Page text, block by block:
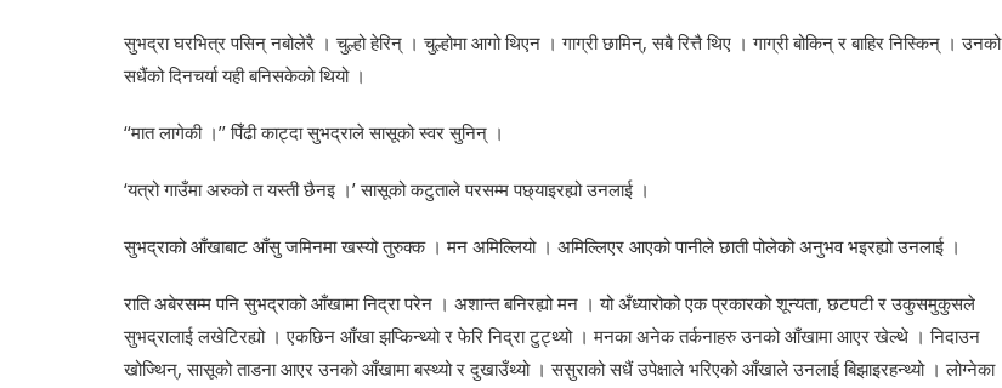
सुभद्रा घरभित्र पसिन् नबोलेरै । चुल्हो हेरिन् । चुल्होमा आगो थिएन । गाग्री छामिन्, सबै रित्तै थिए । गाग्री बोकिन् र बाहिर निस्किन् । उनको
सधैंको दिनचर्या यही बनिसकेको थियो ।
‘‘मात लागेकी ।’’ पिँढी काट्दा सुभद्राले सासूको स्वर सुनिन् ।
‘यत्रो गाउँमा अरुको त यस्ती छैनइ ।’ सासूको कटुताले परसम्म पछ्याइरह्यो उनलाई ।
सुभद्राको आँखाबाट आँसु जमिनमा खस्यो तुरुक्क । मन अमिल्लियो । अमिल्लिएर आएको पानीले छाती पोलेको अनुभव भइरह्यो उनलाई ।
राति अबेरसम्म पनि सुभद्राको आँखामा निद्रा परेन । अशान्त बनिरह्यो मन । यो अँध्यारोको एक प्रकारको शून्यता, छटपटी र उकुसमुकुसले
सुभद्रालाई लखेटिरह्यो । एकछिन आँखा झप्किन्थ्यो र फेरि निद्रा टुट्थ्यो । मनका अनेक तर्कनाहरु उनको आँखामा आएर खेल्थे । निदाउन
खोज्थिन्, सासूको ताडना आएर उनको आँखामा बस्थ्यो र दुखाउँथ्यो । ससुराको सधैं उपेक्षाले भरिएको आँखाले उनलाई बिझाइरहन्थ्यो । लोग्नेका